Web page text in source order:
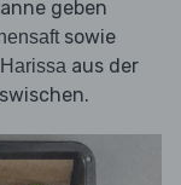
geben
sowie
Harissa aus der